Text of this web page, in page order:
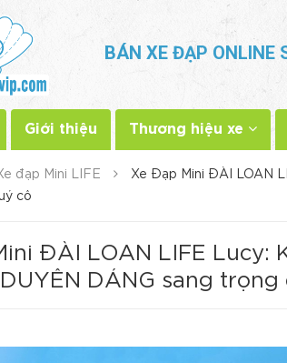
BÁN XE ĐẠP ONLINE
Giới thiệu Thương hiệu xe
đạp Mini LIFE
Xe Đạp Mini ĐÀI LOAN
cô
ĐÀI LOAN LIFE Lucy:
DUYÊN DÁNG sang